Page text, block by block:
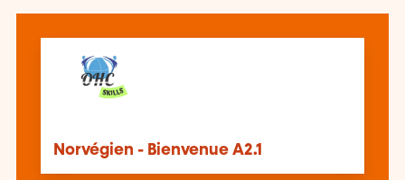
Norvégien - Bienvenue A2.1